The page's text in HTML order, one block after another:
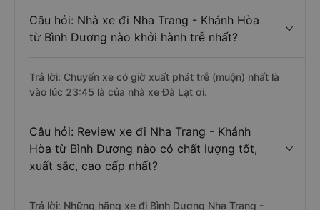
Câu hỏi: Nhà xe đi Nha Trang - Khánh Hòa
từ Bình Dương nào khởi hành trễ nhất?
Trả lời: Chuyến xe có giờ xuất phát trễ (muộn) nhất là
vào lúc 23:45 là của nhà xe Đà Lạt ơi.
Câu hỏi: Review xe đi Nha Trang - Khánh
Hòa từ Bình Dương nào có chất lượng tốt,
xuất sắc, cao cấp nhất?
Trả lời: Những hãng xe đi Bình Dương Nha Trang -